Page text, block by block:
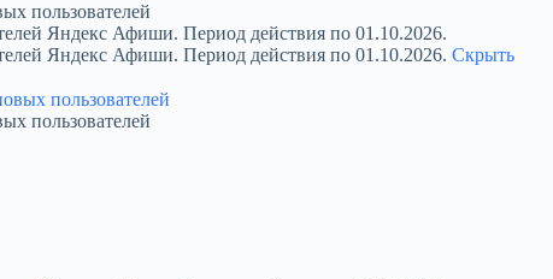
пользователей
Яндекс Афиши. Период действия по 01.10.2026.
Яндекс Афиши. Период действия по 01.10.2026. Скрыть
пользователей